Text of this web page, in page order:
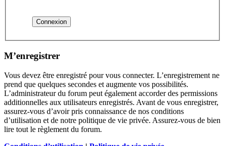
M’enregistrer
Vous devez être enregistré pour vous connecter. L’enregistrement ne
prend que quelques secondes et augmente vos possibilités.
L’administrateur du forum peut également accorder des permissions
additionnelles aux utilisateurs enregistrés. Avant de vous enregistrer,
assurez-vous d’avoir pris connaissance de nos conditions
d’utilisation et de notre politique de vie privée. Assurez-vous de bien
lire tout le règlement du forum.